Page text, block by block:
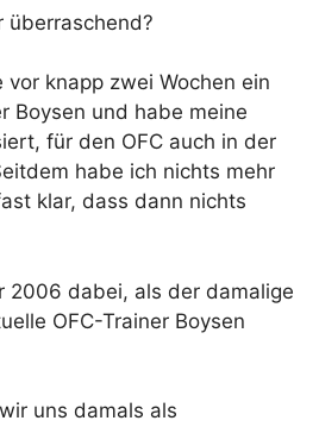
überraschend?
knapp zwei Wochen ein
Boysen und habe meine
für den OFC auch in der
habe ich nichts mehr
klar, dass dann nichts
2006 dabei, als der damalige
OFC-Trainer Boysen
uns damals als